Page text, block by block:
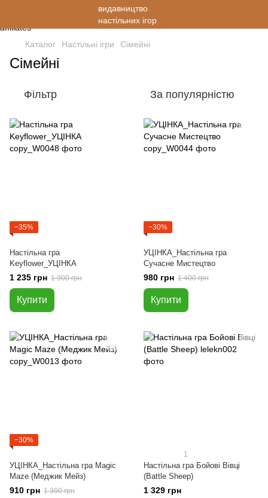
Каталог Настільні ігри Cімейні
Cімейні
Фільтр За популярністю
−35%
Настільна гра
Keyflower_УЦІНКА
1 235 грн 1 900 грн
Купити
−30%
УЦІНКА_Настільна гра
Сучасне Мистецтво
980 грн 1 400 грн
Купити
−30%
УЦІНКА_Настільна гра Magic
Maze (Меджик Мейз)
910 грн 1 300 грн
1
Настільна гра Бойові Вівці
(Battle Sheep)
1 329 грн